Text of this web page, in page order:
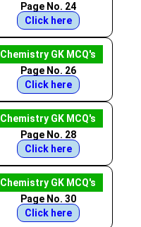
Page No. 24
Click here
Chemistry GK MCQ's
Page No. 26
Click here
Chemistry GK MCQ's
Page No. 28
Click here
Chemistry GK MCQ's
Page No. 30
Click here